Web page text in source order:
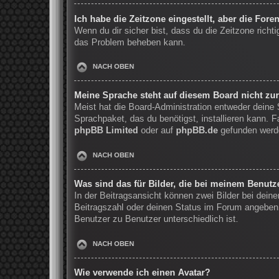
Ich habe die Zeitzone eingestellt, aber die
Wenn du dir sicher bist, dass du die Zeitzone
das Problem beheben kann.
NACH OBEN
Meine Sprache steht auf diesem Board nicht
Meist hat die Board-Administration entweder
Sprachpaket, das du benötigst, installieren kann.
phpBB Limited oder auf phpBB.de gefunden
NACH OBEN
Was sind das für Bilder, die bei meinem
In der Beitragsansicht können zwei Bilder bei
Beitragszahl oder deinen Status im Forum
Benutzer zu Benutzer unterschiedlich ist.
NACH OBEN
Wie verwende ich einen Avatar?